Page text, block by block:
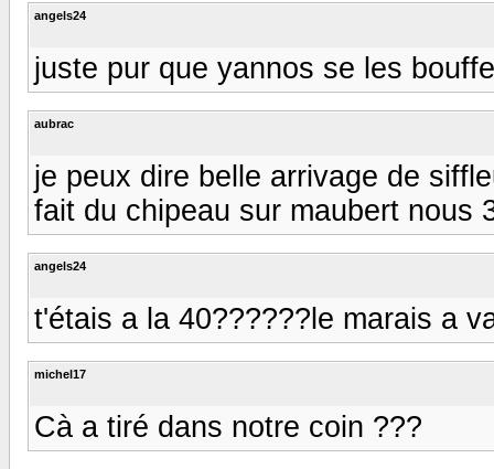
angels24
juste pur que yannos se les
aubrac
je peux dire belle arrivage de
fait du chipeau sur maubert nous
angels24
t'étais a la 40??????le marais a
michel17
Cà a tiré dans notre coin ???